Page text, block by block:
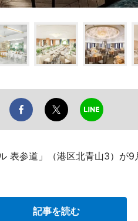
表参道」（港区北青山3）が9
記事を読む